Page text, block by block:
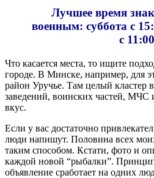
Лучшее время
военным: суббота с
с 11:00
Что касается места, то ищите
городе. В Минске, например, для
район Уручье. Там целый кластер
заведений, воинских частей,
вкус.
Если у вас достаточно
люди напишут. Половина всех
таким способом. Кстати, фото и
каждой новой “рыбалки”.
объявление сработает на одних